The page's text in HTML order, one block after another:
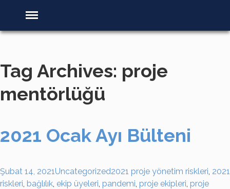
Tag Archives: proje
mentörlüğü
2021 Ocak Ayı Bülteni
Şubat 14, 2021Uncategorized2021 proje yönetim riskleri, 2021
riskleri, bağlılık, ekip üyeleri, pandemi, proje ekipleri, proje